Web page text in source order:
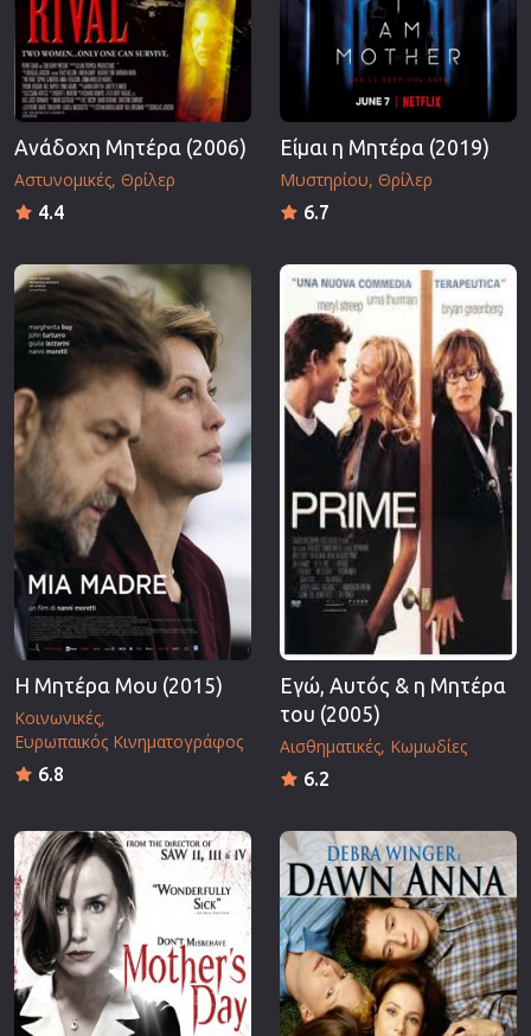
Ανάδοχη Μητέρα (2006)
Αστυνομικές Θρίλερ
4.4
Είμαι η Μητέρα (2019)
Μυστηρίου Θρίλερ
6.7
Η Μητέρα Μου (2015)
Κοινωνικές
Ευρωπαικός Κινηματογράφος
6.8
Εγώ, Αυτός & η Μητέρα
του (2005)
Αισθηματικές Κωμωδίες
6.2